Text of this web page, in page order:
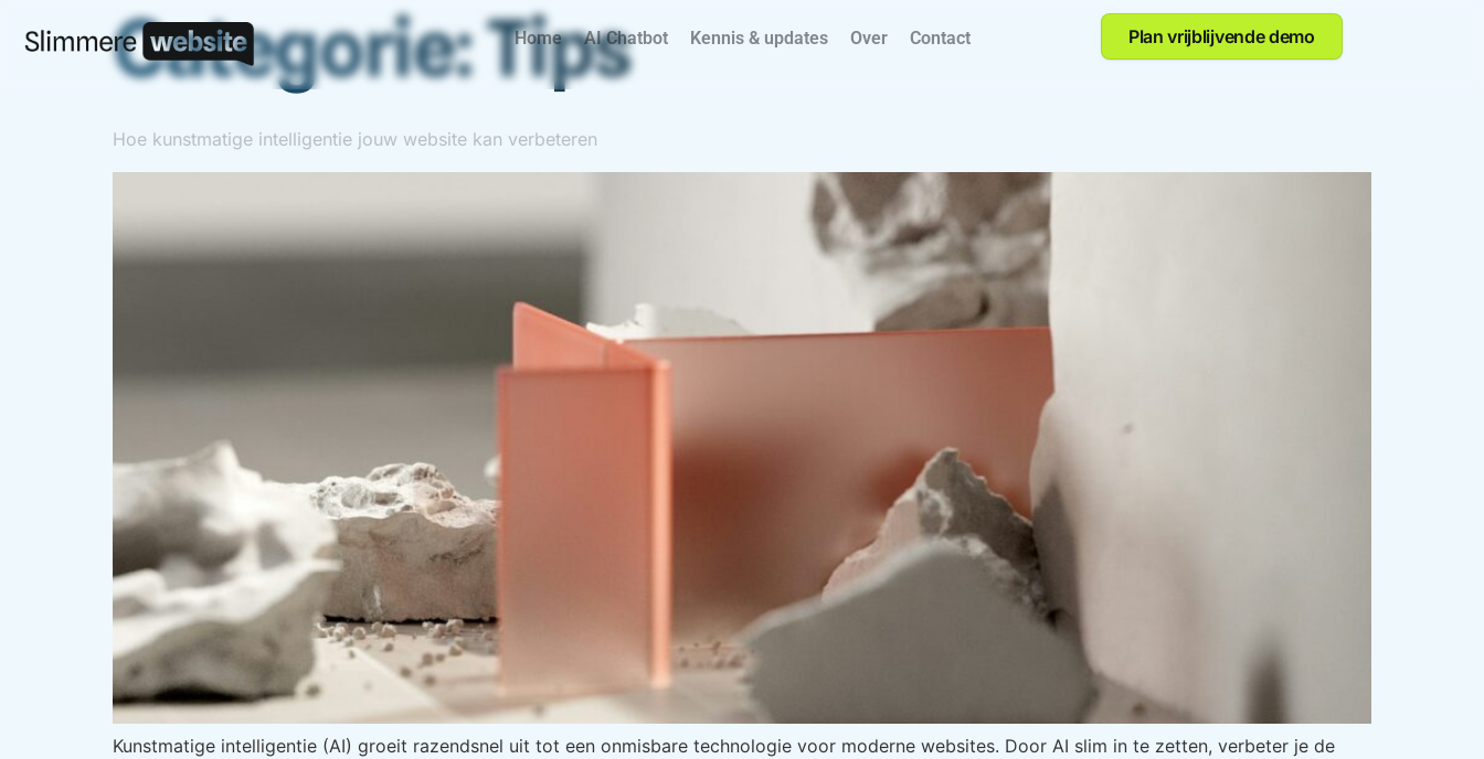
Home AI Chatbot Kennis & updates Over Contact Plan vrijblijvende demo
Categorie:Tips
Hoe kunstmatige intelligentie jouw website kan verbeteren
Kunstmatige intelligentie (AI) groeit razendsnel uit tot een onmisbare technologie voor moderne websites. Door AI slim in te zetten, verbeter je de